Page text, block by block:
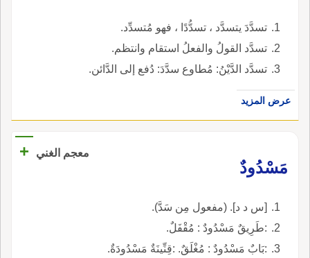
تسدَّدَ يتسدَّد ، تسدُّدًا ، فهو مُتسدِّد.
تسدَّد القولُ والفعلُ استقام وانتظم.
تسدَّد الدَّيْنُ: مُطاوع سدَّدَ: دُفع إلى الدَّائن.
عرض المزيد
معجم الغني
+
مَسْدُودٌ
[س د د]. (مفعول مِن سَدَّ).
:طَرِيقٌ مَسْدُودٌ : مُقْفَلٌ.
:بَابٌ مَسْدُودٌ : مُغْلَقٌ. :قِنِّينَةٌ مَسْدُودَةٌ.